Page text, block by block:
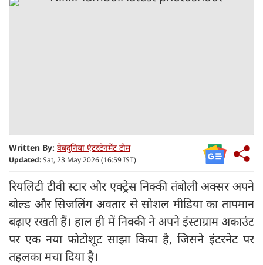
Written By: वेबदुनिया एंटरटेनमेंट टीम
Updated:Sat, 23 May 2026 (16:59 IST)
रियलिटी टीवी स्टार और एक्ट्रेस निक्की तंबोली अक्सर अपने
बोल्ड और सिजलिंग अवतार से सोशल मीडिया का तापमान
बढ़ाए रखती हैं। हाल ही में निक्की ने अपने इंस्टाग्राम अकाउंट
पर एक नया फोटोशूट साझा किया है, जिसने इंटरनेट पर
तहलका मचा दिया है।